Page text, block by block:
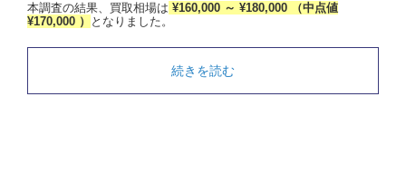
本調査の結果、買取相場は ¥160,000 ～ ¥180,000 （中点値
¥170,000 ）
となりました。
続きを読む